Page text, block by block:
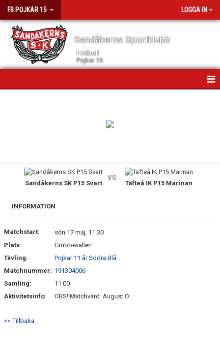
FB POJKAR 15 LOGGA IN
Sandåkerns Sportklubb
Fotboll
Pojkar 15
TRUPPEN
KONTAKT
BILDGALLERI
ANMÄLAN TILL FOTBOLL POJKAR FÖDDA 2015
Sandåkerns SK P15 Svart
vs
Täfteå IK P15 Marinan
INFORMATION
Matchstart:
sön 17 maj, 11:30
Plats:
Grubbevallen
Tävling:
Pojkar 11 år Södra Blå
Matchnummer: 191304006
Samling:
11:00
Aktivitetsinfo:
OBS! Matchvärd: August Ö
<< Tillbaka